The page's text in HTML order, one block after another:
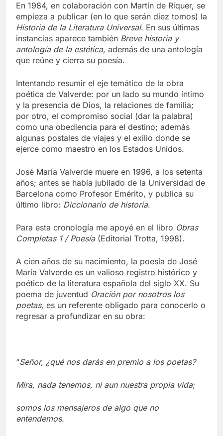
En 1984, en colaboración con Martín de Riquer, se
empieza a publicar (en lo que serán diez tomos) la
Historia de la Literatura Universal. En sus últimas
instancias aparece también Breve historia y
antología de la estética, además de una antología
que reúne y cierra su poesía.
Intentando resumir el eje temático de la obra
poética de Valverde: por un lado su mundo íntimo
y la presencia de Dios, la relaciones de familia;
por otro, el compromiso social (dar la palabra)
como una obediencia para el destino; además
algunas postales de viajes y el exilio donde se
ejerce como maestro en los Estados Unidos.
José María Valverde muere en 1996, a los setenta
años; antes se había jubilado de la Universidad de
Barcelona como Profesor Emérito, y publica su
último libro: Diccionario de historia.
Para esta cronología me apoyé en el libro Obras
Completas 1 / Poesía(Editorial Trotta, 1998).
A cien años de su nacimiento, la poesía de José
María Valverde es un valioso registro histórico y
poético de la literatura española del siglo XX. Su
poema de juventud Oración por nosotros los
poetas, es un referente obligado para conocerlo o
regresar a profundizar en su obra:
“Señor, ¿qué nos darás en premio a los poetas?
Mira, nada tenemos, ni aun nuestra propia vida;
somos los mensajeros de algo que no
entendemos.